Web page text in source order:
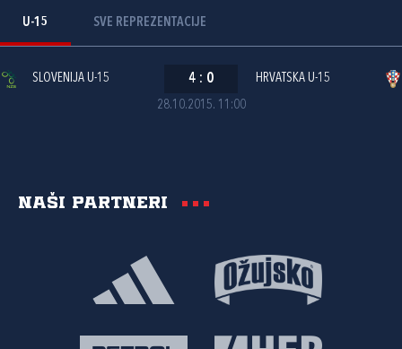
U-15 SVE REPREZENTACIJE
28.10.2015. 11:00
SLOVENIJA U-15 4 : 0 HRVATSKA U-15
Naši partneri